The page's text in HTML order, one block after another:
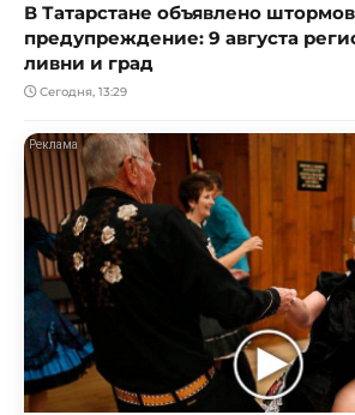
В Татарстане объявлено
предупреждение: 9 августа
ливни и град
Сегодня, 13:29